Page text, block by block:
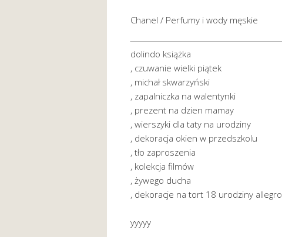
Chanel / Perfumy i wody męskie
dolindo książka
, czuwanie wielki piątek
, michał skwarzyński
, zapalniczka na walentynki
, prezent na dzien mamay
, wierszyki dla taty na urodziny
, dekoracja okien w przedszkolu
, tło zaproszenia
, kolekcja filmów
, żywego ducha
, dekoracje na tort 18 urodziny allegro
yyyyy